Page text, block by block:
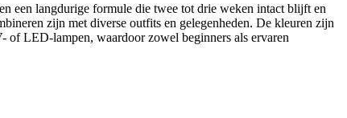
een langdurige formule die twee tot drie weken intact blijft en
zijn met diverse outfits en gelegenheden. De kleuren zijn
of LED-lampen, waardoor zowel beginners als ervaren